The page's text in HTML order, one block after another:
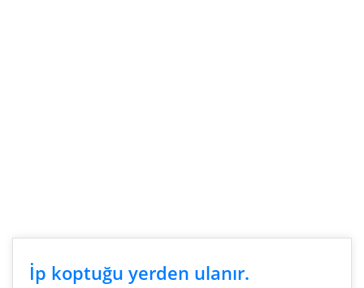
İp koptuğu yerden ulanır.